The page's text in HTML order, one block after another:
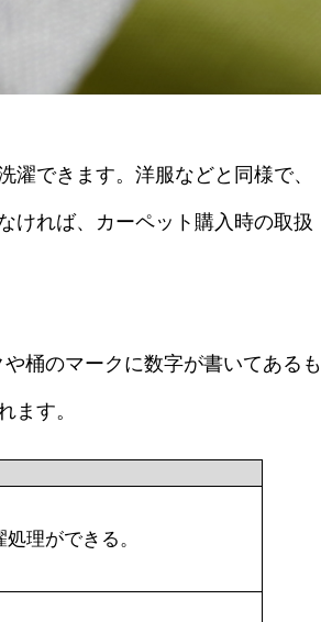
できます。洋服などと同様で、
ければ、カーペット購入時の取扱
桶のマークに数字が書いてあるも
ます。
理ができる。